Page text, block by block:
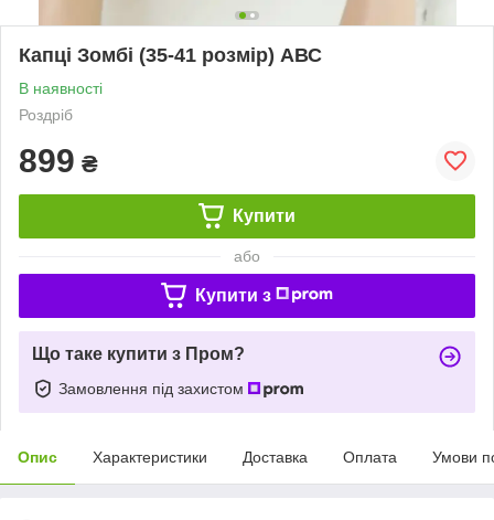
Капці Зомбі (35-41 розмір) АВС
В наявності
Роздріб
899 ₴
Купити
або
Купити з
Що таке купити з Пром?
Замовлення під захистом
Опис Характеристики Доставка Оплата Умови